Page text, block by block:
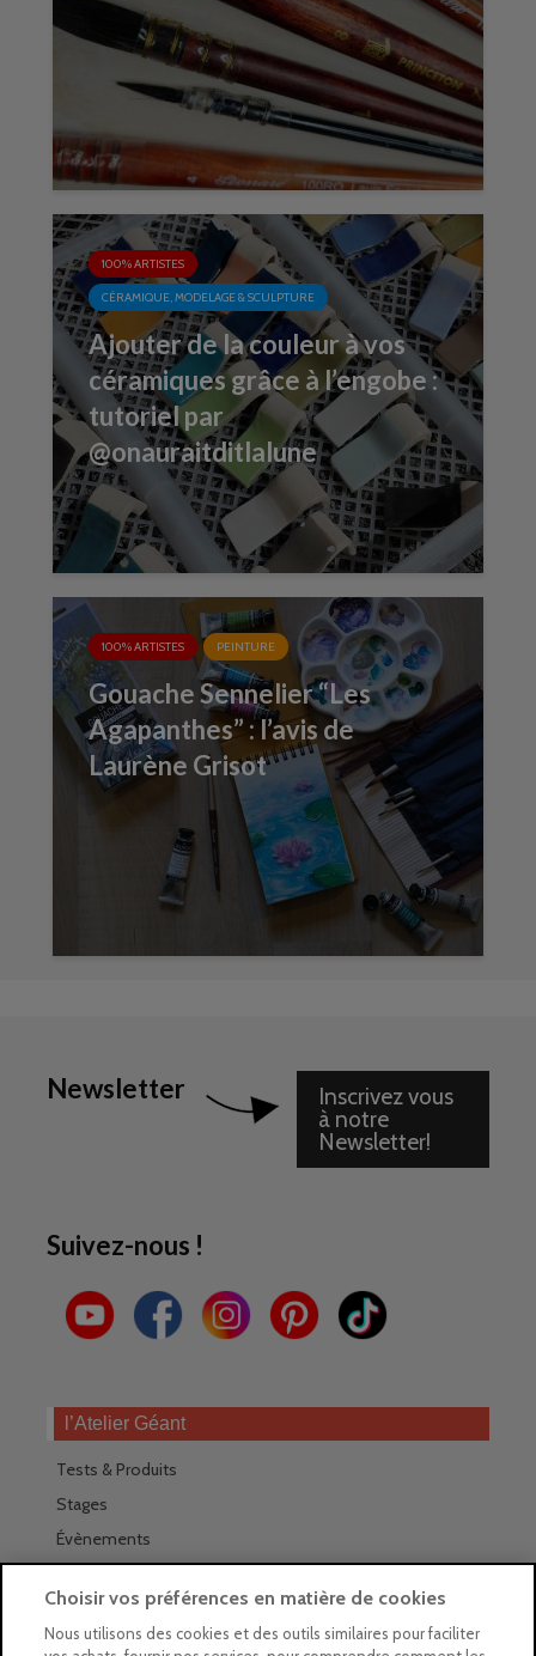
100% ARTISTES
CÉRAMIQUE, MODELAGE & SCULPTURE
Ajouter de la couleur à vos
céramiques grâce à l’engobe :
tutoriel par
@onauraitditlalune
100% ARTISTES PEINTURE
Gouache Sennelier “Les
Agapanthes” : l’avis de
Laurène Grisot
Newsletter
Inscrivez vous
à notre
Newsletter!
Suivez-nous !
l’Atelier Géant
Tests & Produits
Stages
Évènements
Trouver nos magasins
Choisir vos préférences en matière de cookies
Nous utilisons des cookies et des outils similaires pour faciliter